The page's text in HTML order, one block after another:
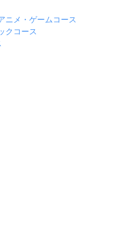
メ・ゲームコース
クコース